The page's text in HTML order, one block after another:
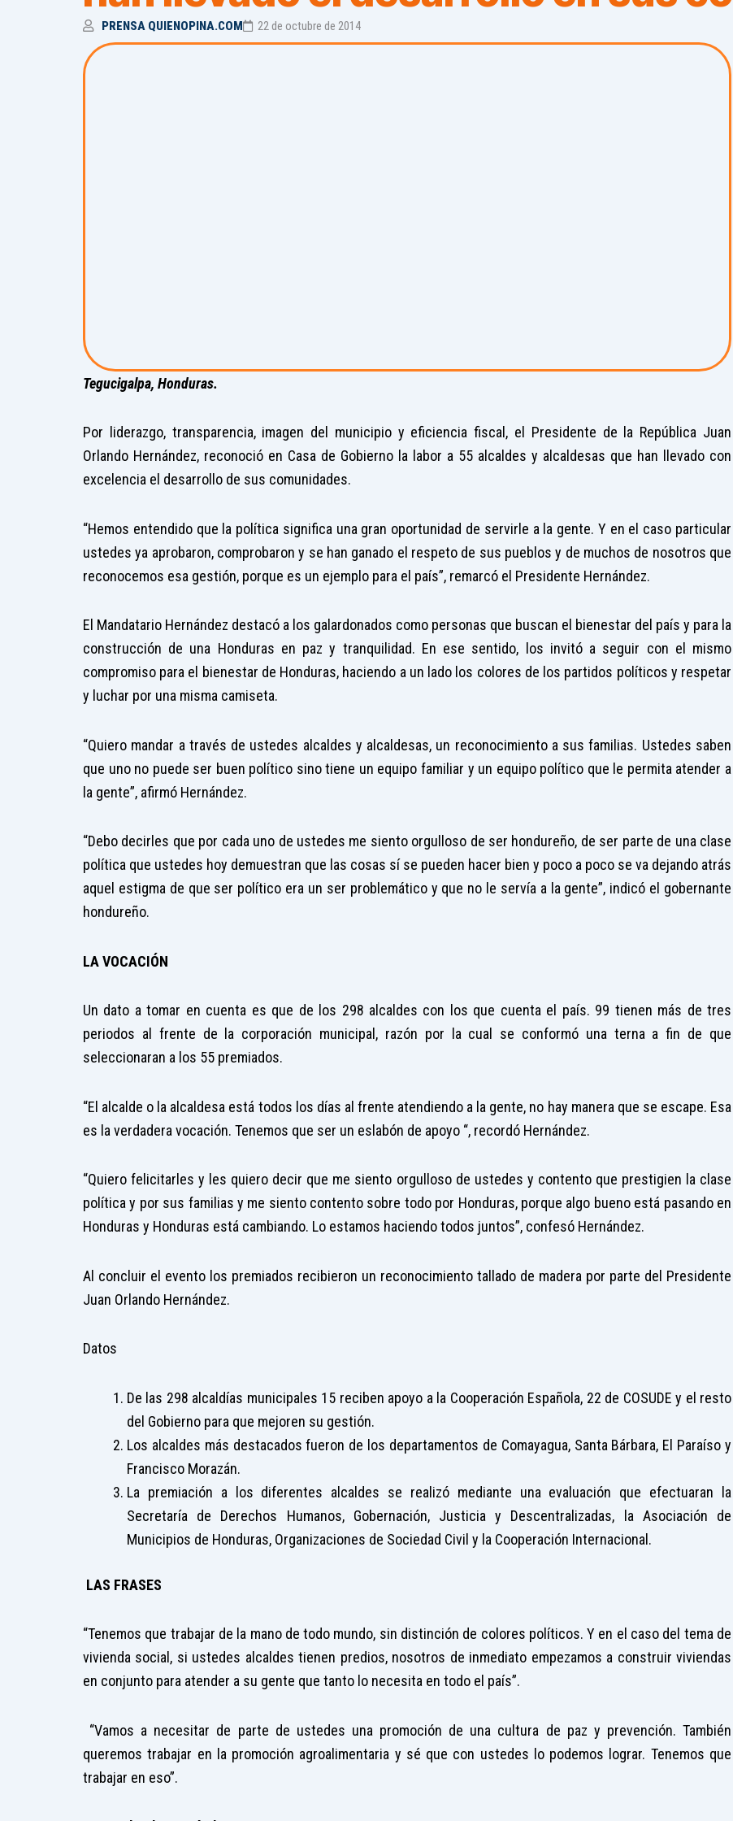
PRENSA QUIENOPINA.COM 22 de octubre de 2014
Tegucigalpa, Honduras.
Por liderazgo, transparencia, imagen del municipio y eficiencia fiscal, el Presidente de la República Juan
Orlando Hernández, reconoció en Casa de Gobierno la labor a 55 alcaldes y alcaldesas que han llevado con
excelencia el desarrollo de sus comunidades.
“Hemos entendido que la política significa una gran oportunidad de servirle a la gente. Y en el caso particular
ustedes ya aprobaron, comprobaron y se han ganado el respeto de sus pueblos y de muchos de nosotros que
reconocemos esa gestión, porque es un ejemplo para el país”, remarcó el Presidente Hernández.
El Mandatario Hernández destacó a los galardonados como personas que buscan el bienestar del país y para la
construcción de una Honduras en paz y tranquilidad. En ese sentido, los invitó a seguir con el mismo
compromiso para el bienestar de Honduras, haciendo a un lado los colores de los partidos políticos y respetar
y luchar por una misma camiseta.
“Quiero mandar a través de ustedes alcaldes y alcaldesas, un reconocimiento a sus familias. Ustedes saben
que uno no puede ser buen político sino tiene un equipo familiar y un equipo político que le permita atender a
la gente”, afirmó Hernández.
“Debo decirles que por cada uno de ustedes me siento orgulloso de ser hondureño, de ser parte de una clase
política que ustedes hoy demuestran que las cosas sí se pueden hacer bien y poco a poco se va dejando atrás
aquel estigma de que ser político era un ser problemático y que no le servía a la gente”, indicó el gobernante
hondureño.
LA VOCACIÓN
Un dato a tomar en cuenta es que de los 298 alcaldes con los que cuenta el país. 99 tienen más de tres
periodos al frente de la corporación municipal, razón por la cual se conformó una terna a fin de que
seleccionaran a los 55 premiados.
“El alcalde o la alcaldesa está todos los días al frente atendiendo a la gente, no hay manera que se escape. Esa
es la verdadera vocación. Tenemos que ser un eslabón de apoyo “, recordó Hernández.
“Quiero felicitarles y les quiero decir que me siento orgulloso de ustedes y contento que prestigien la clase
política y por sus familias y me siento contento sobre todo por Honduras, porque algo bueno está pasando en
Honduras y Honduras está cambiando. Lo estamos haciendo todos juntos”, confesó Hernández.
Al concluir el evento los premiados recibieron un reconocimiento tallado de madera por parte del Presidente
Juan Orlando Hernández.
Datos
De las 298 alcaldías municipales 15 reciben apoyo a la Cooperación Española, 22 de COSUDE y el resto
del Gobierno para que mejoren su gestión.
Los alcaldes más destacados fueron de los departamentos de Comayagua, Santa Bárbara, El Paraíso y
Francisco Morazán.
La premiación a los diferentes alcaldes se realizó mediante una evaluación que efectuaran la
Secretaría de Derechos Humanos, Gobernación, Justicia y Descentralizadas, la Asociación de
Municipios de Honduras, Organizaciones de Sociedad Civil y la Cooperación Internacional.
LAS FRASES
“Tenemos que trabajar de la mano de todo mundo, sin distinción de colores políticos. Y en el caso del tema de
vivienda social, si ustedes alcaldes tienen predios, nosotros de inmediato empezamos a construir viviendas
en conjunto para atender a su gente que tanto lo necesita en todo el país”.
“Vamos a necesitar de parte de ustedes una promoción de una cultura de paz y prevención. También
queremos trabajar en la promoción agroalimentaria y sé que con ustedes lo podemos lograr. Tenemos que
trabajar en eso”.